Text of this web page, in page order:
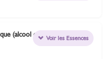
(alcool et
Voir les Essences